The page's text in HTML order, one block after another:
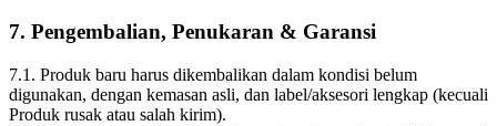
7. Pengembalian, Penukaran & Garansi
7.1. Produk baru harus dikembalikan dalam kondisi belum
digunakan, dengan kemasan asli, dan label/aksesori lengkap (kecuali
Produk rusak atau salah kirim).